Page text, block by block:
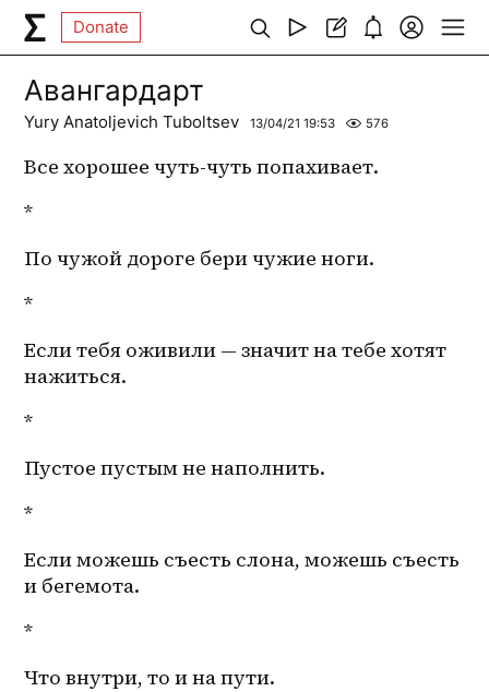
Donate
Авангардарт
Yury Anatoljevich Tuboltsev 13/04/21 19:53 576
Все хорошее чуть-чуть попахивает.
*
По чужой дороге бери чужие ноги.
*
Если тебя оживили — значит на тебе хотят
нажиться.
*
Пустое пустым не наполнить.
*
Если можешь съесть слона, можешь съесть
и бегемота.
*
Что внутри, то и на пути.